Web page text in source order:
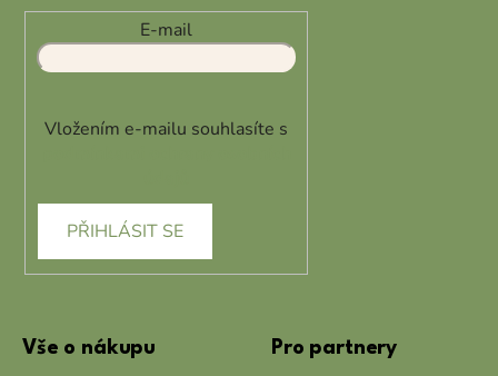
E-mail
Vložením e-mailu souhlasíte s
PŘIHLÁSIT SE
Vše o nákupu Pro partnery